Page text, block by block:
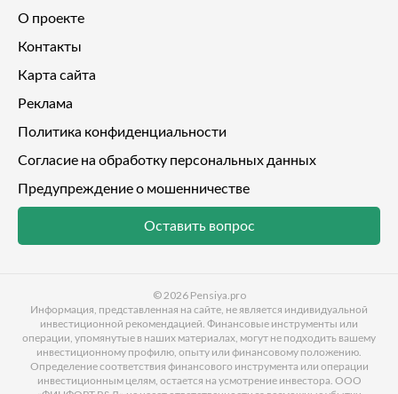
О проекте
Контакты
Карта сайта
Реклама
Политика конфиденциальности
Согласие на обработку персональных данных
Предупреждение о мошенничестве
Оставить вопрос
© 2026 Pensiya.pro
Информация, представленная на сайте, не является индивидуальной
инвестиционной рекомендацией. Финансовые инструменты или
операции, упомянутые в наших материалах, могут не подходить вашему
инвестиционному профилю, опыту или финансовому положению.
Определение соответствия финансового инструмента или операции
инвестиционным целям, остается на усмотрение инвестора. ООО